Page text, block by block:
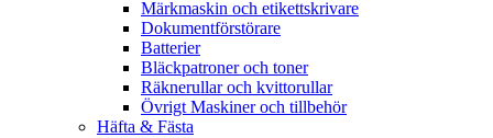
Märkmaskin och etikettskrivare
Dokumentförstörare
Batterier
Bläckpatroner och toner
Räknerullar och kvittorullar
Övrigt Maskiner och tillbehör
Häfta & Fästa